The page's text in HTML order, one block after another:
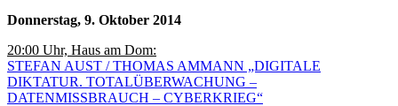
Donnerstag, 9. Oktober 2014
20:00 Uhr, Haus am Dom:
STEFAN AUST / THOMAS AMMANN „DIGITALE
DIKTATUR. TOTALÜBERWACHUNG –
DATENMISSBRAUCH – CYBERKRIEG“